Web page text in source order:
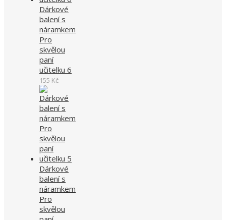
Dárkové
balení s
náramkem
Pro
skvělou
paní
učitelku 6
155 Kč
Dárkové
balení s
náramkem
Pro
skvělou